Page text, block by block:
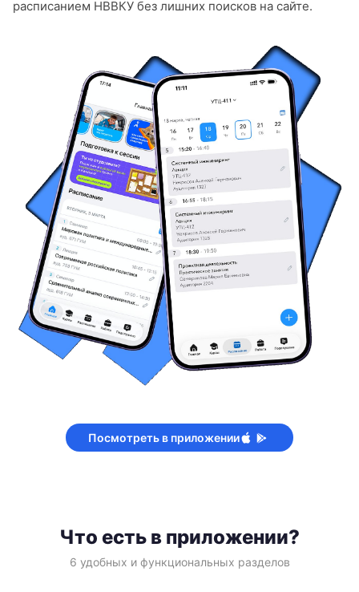
расписанием НВВКУ без лишних поисков на сайте.
Посмотреть в приложении
Что есть в приложении?
6 удобных и функциональных разделов